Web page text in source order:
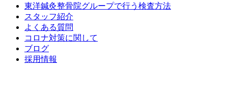
東洋鍼灸整骨院グループで行う検査方法
スタッフ紹介
よくある質問
コロナ対策に関して
ブログ
採用情報